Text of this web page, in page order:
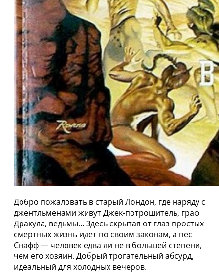
Добро пожаловать в старый Лондон, где наряду с
джентльменами живут Джек-потрошитель, граф
Дракула, ведьмы… Здесь скрытая от глаз простых
смертных жизнь идет по своим законам, а пес
Снафф — человек едва ли не в большей степени,
чем его хозяин. Добрый трогательный абсурд,
идеальный для холодных вечеров.